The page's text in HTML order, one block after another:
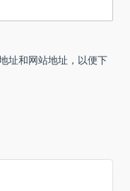
址和网站地址，以便下